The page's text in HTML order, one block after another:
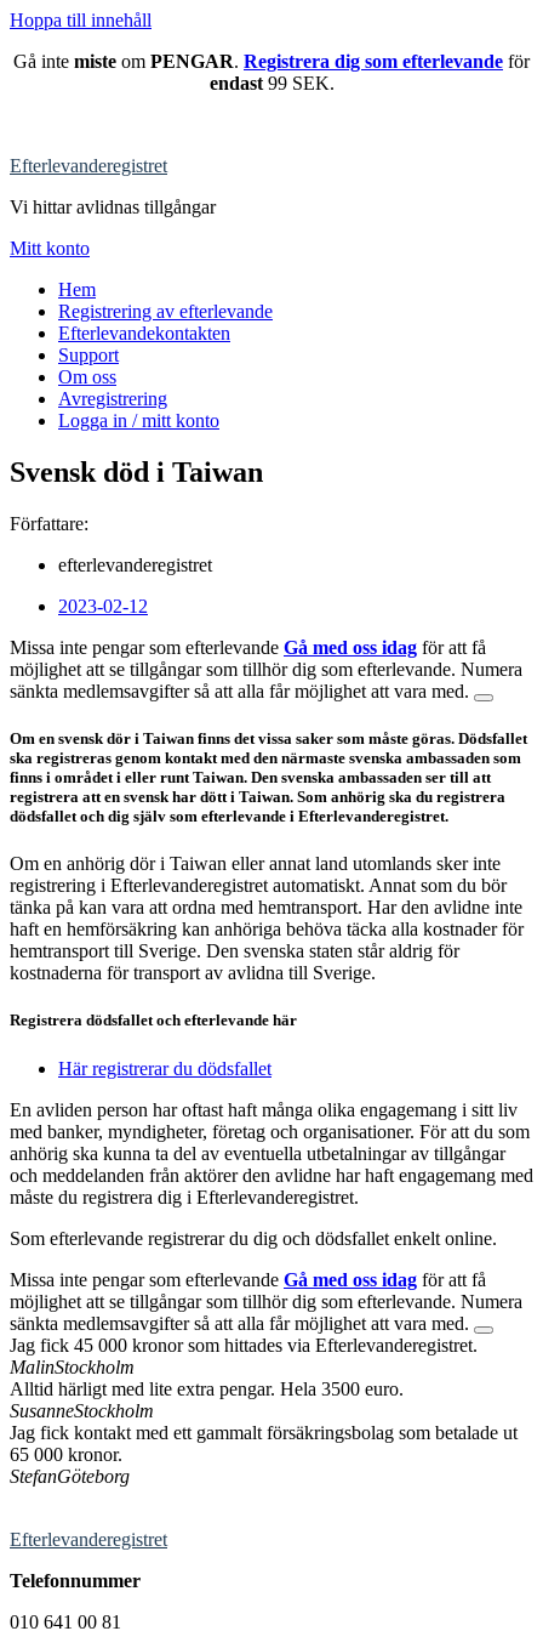
Hoppa till innehåll
Gå inte miste om PENGAR. Registrera dig som efterlevande för
endast99 SEK.
Efterlevanderegistret
Vi hittar avlidnas tillgångar
Mitt konto
Hem
Registrering av efterlevande
Efterlevandekontakten
Support
Om oss
Avregistrering
Logga in / mitt konto
Svensk död i Taiwan
Författare:
efterlevanderegistret
2023-02-12
Missa inte pengar som efterlevande Gå med oss idag för att få
möjlighet att se tillgångar som tillhör dig som efterlevande. Numera
sänkta medlemsavgifter så att alla får möjlighet att vara med.
Om en svensk dör i Taiwan finns det vissa saker som måste göras. Dödsfallet
ska registreras genom kontakt med den närmaste svenska ambassaden som
finns i området i eller runt Taiwan. Den svenska ambassaden ser till att
registrera att en svensk har dött i Taiwan. Som anhörig ska du registrera
dödsfallet och dig själv som efterlevande i Efterlevanderegistret.
Om en anhörig dör i Taiwan eller annat land utomlands sker inte
registrering i Efterlevanderegistret automatiskt. Annat som du bör
tänka på kan vara att ordna med hemtransport. Har den avlidne inte
haft en hemförsäkring kan anhöriga behöva täcka alla kostnader för
hemtransport till Sverige. Den svenska staten står aldrig för
kostnaderna för transport av avlidna till Sverige.
Registrera dödsfallet och efterlevande här
Här registrerar du dödsfallet
En avliden person har oftast haft många olika engagemang i sitt liv
med banker, myndigheter, företag och organisationer. För att du som
anhörig ska kunna ta del av eventuella utbetalningar av tillgångar
och meddelanden från aktörer den avlidne har haft engagemang med
måste du registrera dig i Efterlevanderegistret.
Som efterlevande registrerar du dig och dödsfallet enkelt online.
Missa inte pengar som efterlevande Gå med oss idag för att få
möjlighet att se tillgångar som tillhör dig som efterlevande. Numera
sänkta medlemsavgifter så att alla får möjlighet att vara med.
Jag fick 45 000 kronor som hittades via Efterlevanderegistret.
MalinStockholm
Alltid härligt med lite extra pengar. Hela 3500 euro.
SusanneStockholm
Jag fick kontakt med ett gammalt försäkringsbolag som betalade ut
65 000 kronor.
StefanGöteborg
Efterlevanderegistret
Telefonnummer
010 641 00 81